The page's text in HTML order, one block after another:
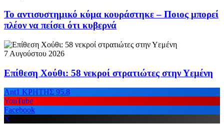
Το αντισυστημικό κύμα κουράστηκε – Ποιος μπορεί
πλέον να πείσει ότι κυβερνά
7 Αυγούστου 2026
Επίθεση Χούθι: 58 νεκροί στρατιώτες στην Υεμένη
Ant1 ΚΡΗΤΗΣ 95.8
YouTube
Facebook
X